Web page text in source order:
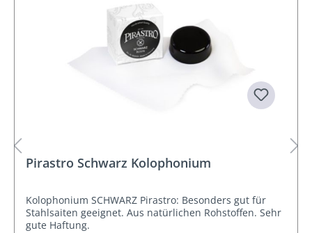
Pirastro Schwarz Kolophonium
Kolophonium SCHWARZ Pirastro: Besonders gut für
Stahlsaiten geeignet. Aus natürlichen Rohstoffen. Sehr
gute Haftung.